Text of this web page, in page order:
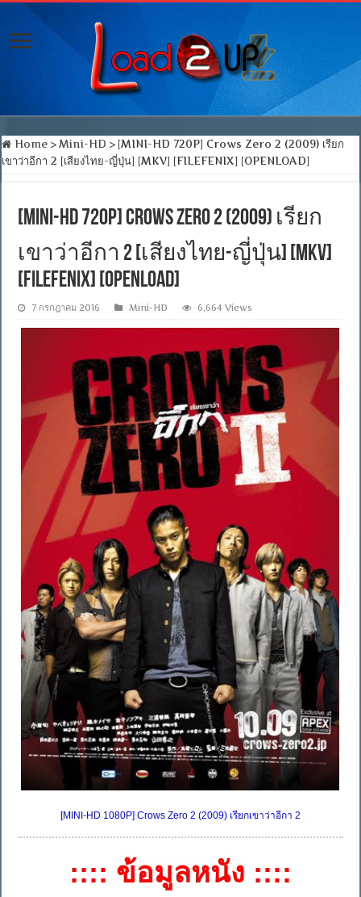
Home > Mini-HD > [MINI-HD 720P] Crows Zero 2 (2009) เรียก
เขาว่าอีกา 2 [เสียงไทย-ญี่ปุ่น] [MKV] [FILEFENIX] [OPENLOAD]
[MINI-HD 720P] Crows Zero 2 (2009) เรียก
เขาว่าอีกา 2 [เสียงไทย-ญี่ปุ่น] [MKV]
[FILEFENIX] [OPENLOAD]
7 กรกฎาคม 2016 Mini-HD 6,664 Views
[MINI-HD 1080P] Crows Zero 2 (2009) เรียกเขาว่าอีกา 2
:::: ข้อมูลหนัง ::::